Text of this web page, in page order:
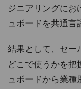
ジニアリングに
ュボードを共通言
結果として、セー
どこで使うかを把
ュボードから業種